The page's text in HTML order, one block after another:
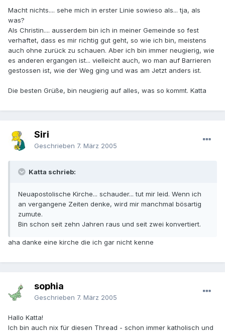
Macht nichts.... sehe mich in erster Linie sowieso als... tja, als
was?
Als Christin.... ausserdem bin ich in meiner Gemeinde so fest
verhaftet, dass es mir richtig gut geht, so wie ich bin, meistens
auch ohne zurück zu schauen. Aber ich bin immer neugierig, wie
es anderen ergangen ist... vielleicht auch, wo man auf Barrieren
gestossen ist, wie der Weg ging und was am Jetzt anders ist.
Die besten Grüße, bin neugierig auf alles, was so kommt. Katta
Siri
Geschrieben 7. März 2005
Katta schrieb:
Neuapostolische Kirche... schauder... tut mir leid. Wenn ich
an vergangene Zeiten denke, wird mir manchmal bösartig
zumute.
Bin schon seit zehn Jahren raus und seit zwei konvertiert.
aha danke eine kirche die ich gar nicht kenne
sophia
Geschrieben 7. März 2005
Hallo Katta!
Ich bin auch nix für diesen Thread - schon immer katholisch und